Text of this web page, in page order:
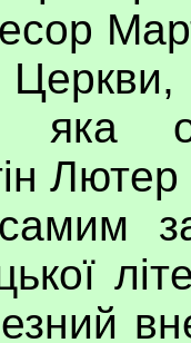
яка